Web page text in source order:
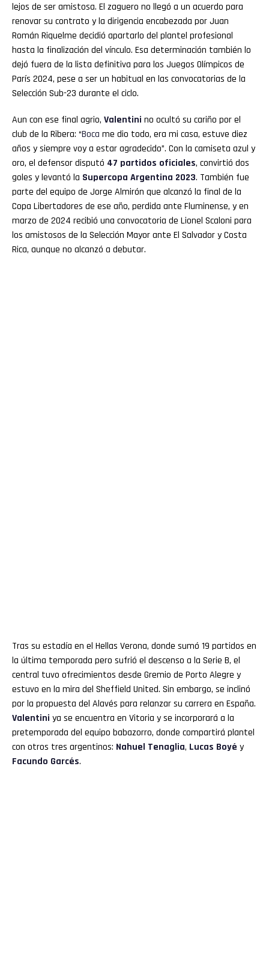
lejos de ser amistosa. El zaguero no llegó a un acuerdo para
renovar su contrato y la dirigencia encabezada por Juan
Román Riquelme decidió apartarlo del plantel profesional
hasta la finalización del vínculo. Esa determinación también lo
dejó fuera de la lista definitiva para los Juegos Olímpicos de
París 2024, pese a ser un habitual en las convocatorias de la
Selección Sub-23 durante el ciclo.
Aun con ese final agrio, Valentini no ocultó su cariño por el
club de la Ribera: “Boca me dio todo, era mi casa, estuve diez
años y siempre voy a estar agradecido”. Con la camiseta azul y
oro, el defensor disputó 47 partidos oficiales, convirtió dos
goles y levantó la Supercopa Argentina 2023. También fue
parte del equipo de Jorge Almirón que alcanzó la final de la
Copa Libertadores de ese año, perdida ante Fluminense, y en
marzo de 2024 recibió una convocatoria de Lionel Scaloni para
los amistosos de la Selección Mayor ante El Salvador y Costa
Rica, aunque no alcanzó a debutar.
Tras su estadía en el Hellas Verona, donde sumó 19 partidos en
la última temporada pero sufrió el descenso a la Serie B, el
central tuvo ofrecimientos desde Gremio de Porto Alegre y
estuvo en la mira del Sheffield United. Sin embargo, se inclinó
por la propuesta del Alavés para relanzar su carrera en España.
Valentini ya se encuentra en Vitoria y se incorporará a la
pretemporada del equipo babazorro, donde compartirá plantel
con otros tres argentinos: Nahuel Tenaglia, Lucas Boyé y
Facundo Garcés.